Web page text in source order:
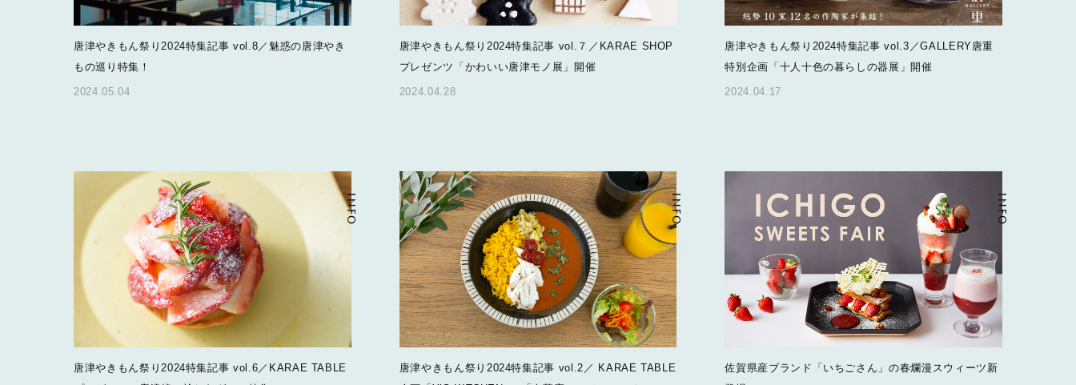
唐津やきもん祭り2024特集記事 vol.8／魅惑の唐津やき
もの巡り特集！
2024.05.04
唐津やきもん祭り2024特集記事 vol.７／KARAE SHOP
プレゼンツ「かわいい唐津モノ展」開催
2024.04.28
唐津やきもん祭り2024特集記事 vol.3／GALLERY唐重
特別企画「十人十色の暮らしの器展」開催
2024.04.17
唐津やきもん祭り2024特集記事 vol.6／KARAE TABLE
INFO
唐津やきもん祭り2024特集記事 vol.2／ KARAE TABLE
INFO
佐賀県産ブランド「いちごさん」の春爛漫スウィーツ新
INFO